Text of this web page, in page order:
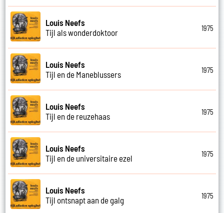
Louis Neefs
Tijl als wonderdoktoor
1975
Louis Neefs
Tijl en de Maneblussers
1975
Louis Neefs
Tijl en de reuzehaas
1975
Louis Neefs
Tijl en de universitaire ezel
1975
Louis Neefs
Tijl ontsnapt aan de galg
1975